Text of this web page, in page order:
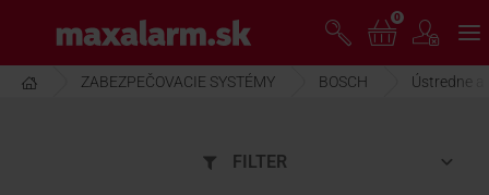
hlavnému
obsahu
www.maxalarm.sk
0
ZABEZPEČOVACIE SYSTÉMY BOSCH Ústredne
FILTER